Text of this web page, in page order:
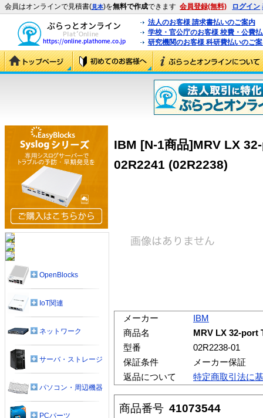
会員はオンラインで見積書(見本)を無料で作成できます 会員登録(無料) ログイン
法人のお客様 請求書払いのご案内
学校・官公庁のお客様 校費・公費
研究機関のお客様 科研費払いのご
IBM [N-1商品]MRV LX
02R2241 (02R2238)
メーカー
IBM
商品名
MRV LX 32-port
型番
02R2238-01
保証条件
メーカー保証
返品について
特定商取引法に
商品番号 41073544
OpenBlocks
IoT関連
ネットワーク
サーバ・ストレージ
パソコン・周辺機器
PCパーツ